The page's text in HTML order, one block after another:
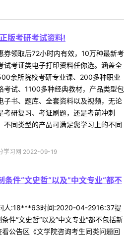
版考研考试资料!
券领取后72小时内有效，10万种最新考
试考证类电子打印资料任你选。涵盖全
余所院校考研专业课、200多种职业
考试、1100多种经典教材，产品类型包
子书、题库、全套资料以及视频，无论
考研复习、考证刷题，还是考前冲刺
不同类型的产品可满足您学习上的不同
学习网 2022-09-19
件“文史哲“以及”中文专业“都不
人:18***63时间:2020-04-2916:37提
件“文史哲“以及”中文专业“都不包括新
公告区《文学院咨询考生同类问题回